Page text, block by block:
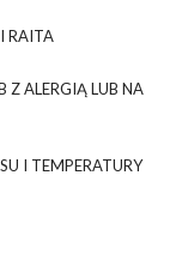
RAITA
Z ALERGIĄ LUB NA
I TEMPERATURY